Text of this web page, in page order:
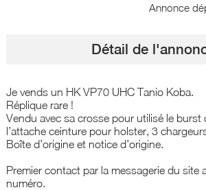
Annonce
Détail de
Je vends un HK VP70 UHC Tanio Koba.
Réplique rare !
Vendu avec sa crosse pour utilisé le burst
l’attache ceinture pour holster, 3
Boîte d’origine et notice d’origine.
Premier contact par la messagerie du site
numéro.